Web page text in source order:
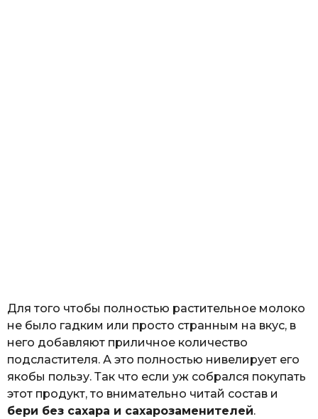
Для того чтобы полностью растительное молоко
не было гадким или просто странным на вкус, в
него добавляют приличное количество
подсластителя. А это полностью нивелирует его
якобы пользу. Так что если уж собрался покупать
этот продукт, то внимательно читай состав и
бери без сахара и сахарозаменителей.